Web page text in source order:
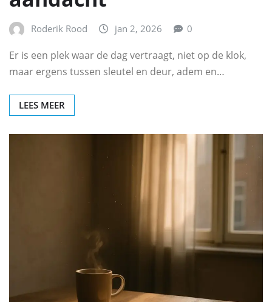
Roderik Rood jan 2, 2026 0
Er is een plek waar de dag vertraagt, niet op de klok,
maar ergens tussen sleutel en deur, adem en…
LEES MEER